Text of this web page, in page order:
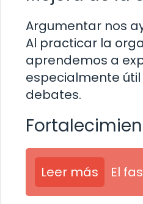
Argumentar nos
Al practicar la
aprendemos a
especialmente
debates.
Leer más El